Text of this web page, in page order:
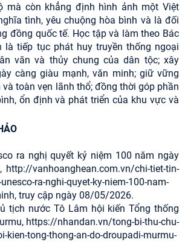
mà còn khẳng định hình ảnh một Việt
tình, yêu chuộng hòa bình và là đối
đồng quốc tế. Học tập và làm theo Bác
là tiếp tục phát huy truyền thống ngoại
văn và thủy chung của dân tộc; xây
càng giàu mạnh, văn minh; giữ vững
toàn vẹn lãnh thổ; đồng thời góp phần
ổn định và phát triển của khu vực và
ra nghị quyết kỷ niệm 100 năm ngày
vanhoanghean.com.vn/chi-tiet-tin-
ra-nghi-quyet-ky-niem-100-nam-
truy cập ngày 08/05/2026.
tịch nước Tô Lâm hội kiến Tổng thống
https://nhandan.vn/tong-bi-thu-chu-
kien-tong-thong-an-do-droupadi-murmu-